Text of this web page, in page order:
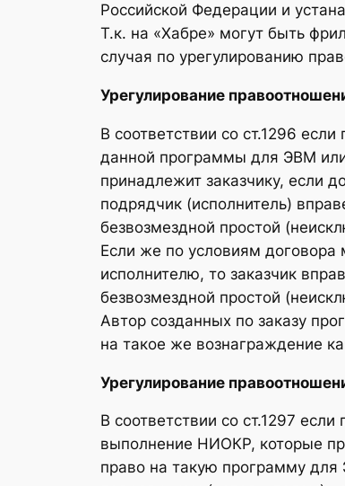
Российской Федерации и
Т.к. на «Хабре» могут быть
случая по урегулированию
Урегулирование
В соответствии со ст.1296
данной программы для ЭВМ
принадлежит заказчику, если
подрядчик (исполнитель)
безвозмездной простой
Если же по условиям
исполнителю, то заказчик
безвозмездной простой
Автор созданных по заказу
на такое же вознаграждение
Урегулирование
В соответствии со ст.1297
выполнение НИОКР, которые
право на такую программу